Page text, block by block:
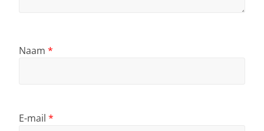
Naam *
E-mail *